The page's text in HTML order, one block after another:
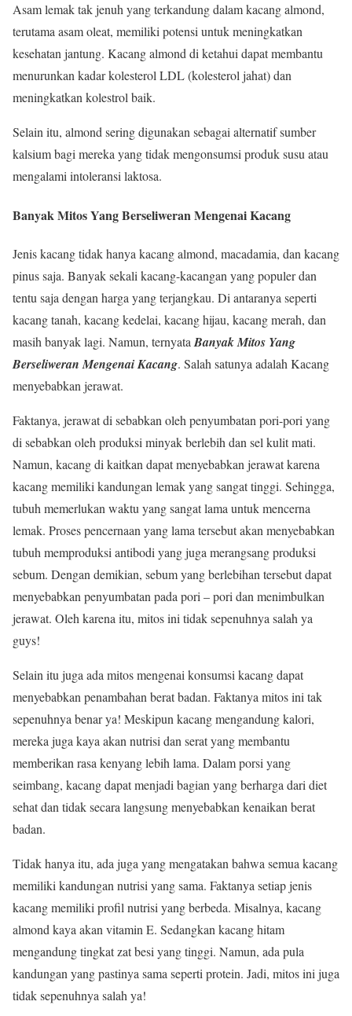
Asam lemak tak jenuh yang terkandung dalam kacang almond,
terutama asam oleat, memiliki potensi untuk meningkatkan
kesehatan jantung. Kacang almond di ketahui dapat membantu
menurunkan kadar kolesterol LDL (kolesterol jahat) dan
meningkatkan kolestrol baik.
Selain itu, almond sering digunakan sebagai alternatif sumber
kalsium bagi mereka yang tidak mengonsumsi produk susu atau
mengalami intoleransi laktosa.
Banyak Mitos Yang Berseliweran Mengenai Kacang
Jenis kacang tidak hanya kacang almond, macadamia, dan kacang
pinus saja. Banyak sekali kacang-kacangan yang populer dan
tentu saja dengan harga yang terjangkau. Di antaranya seperti
kacang tanah, kacang kedelai, kacang hijau, kacang merah, dan
masih banyak lagi. Namun, ternyata Banyak Mitos Yang
Berseliweran Mengenai Kacang. Salah satunya adalah Kacang
menyebabkan jerawat.
Faktanya, jerawat di sebabkan oleh penyumbatan pori-pori yang
di sebabkan oleh produksi minyak berlebih dan sel kulit mati.
Namun, kacang di kaitkan dapat menyebabkan jerawat karena
kacang memiliki kandungan lemak yang sangat tinggi. Sehingga,
tubuh memerlukan waktu yang sangat lama untuk mencerna
lemak. Proses pencernaan yang lama tersebut akan menyebabkan
tubuh memproduksi antibodi yang juga merangsang produksi
sebum. Dengan demikian, sebum yang berlebihan tersebut dapat
menyebabkan penyumbatan pada pori – pori dan menimbulkan
jerawat. Oleh karena itu, mitos ini tidak sepenuhnya salah ya
guys!
Selain itu juga ada mitos mengenai konsumsi kacang dapat
menyebabkan penambahan berat badan. Faktanya mitos ini tak
sepenuhnya benar ya! Meskipun kacang mengandung kalori,
mereka juga kaya akan nutrisi dan serat yang membantu
memberikan rasa kenyang lebih lama. Dalam porsi yang
seimbang, kacang dapat menjadi bagian yang berharga dari diet
sehat dan tidak secara langsung menyebabkan kenaikan berat
badan.
Tidak hanya itu, ada juga yang mengatakan bahwa semua kacang
memiliki kandungan nutrisi yang sama. Faktanya setiap jenis
kacang memiliki profil nutrisi yang berbeda. Misalnya, kacang
almond kaya akan vitamin E. Sedangkan kacang hitam
mengandung tingkat zat besi yang tinggi. Namun, ada pula
kandungan yang pastinya sama seperti protein. Jadi, mitos ini juga
tidak sepenuhnya salah ya!